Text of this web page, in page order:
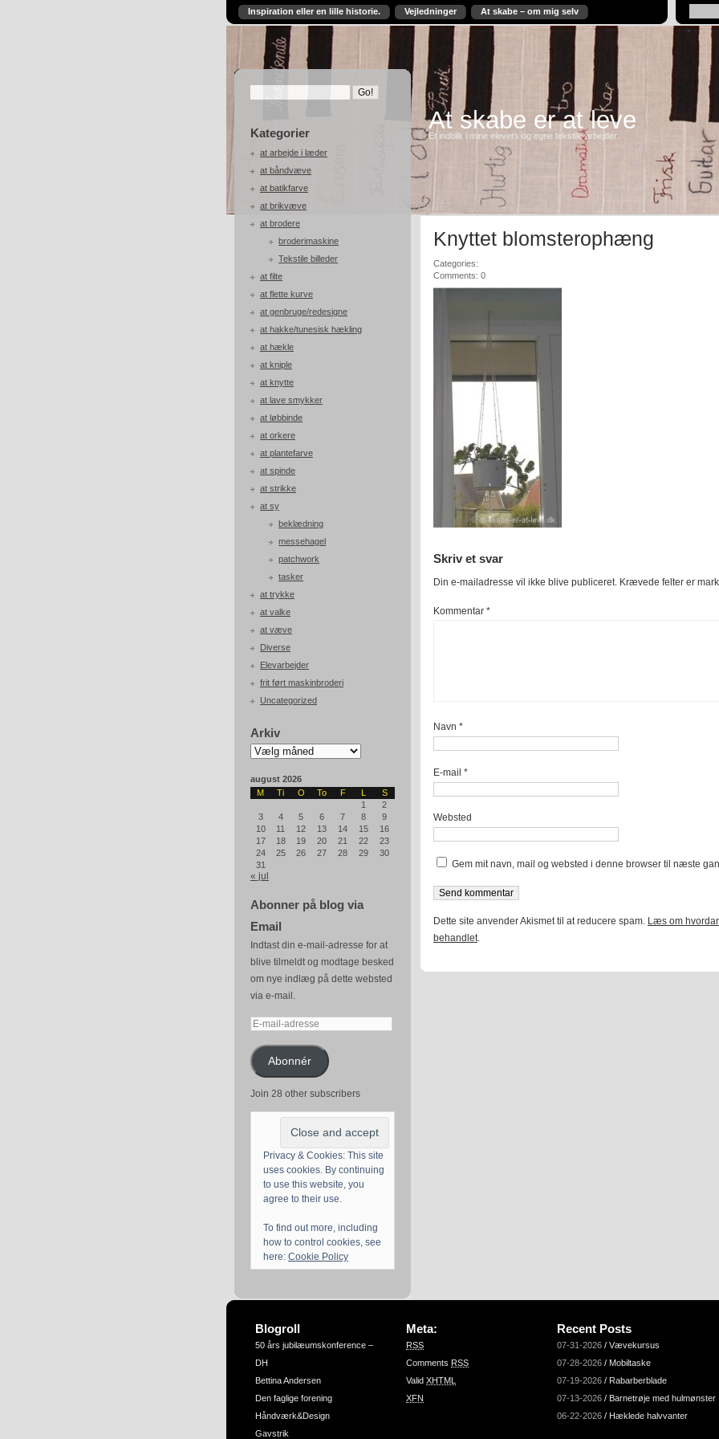
Inspiration eller en lille historie. Vejledninger At skabe – om mig selv
Kategorier
at arbejde i læder
at båndvæve
at batikfarve
at brikvæve
at brodere
broderimaskine
Tekstile billeder
at filte
at flette kurve
at genbruge/redesigne
at hakke/tunesisk hækling
at hækle
at kniple
at knytte
at lave smykker
at løbbinde
at orkere
at plantefarve
at spinde
at strikke
at sy
beklædning
messehagel
patchwork
tasker
at trykke
at valke
at væve
Diverse
Elevarbejder
frit ført maskinbroderi
Uncategorized
Arkiv
Arkiv
august 2026
M
Ti O To F L
S
1
2
3
4 5 6 7 8
9
10
11 12 13 14 15
16
17
18 19 20 21 22
23
24
25 26 27 28 29
30
31
« jul
Abonner på blog via
Email
Indtast din e-mail-adresse for at
blive tilmeldt og modtage besked
om nye indlæg på dette websted
via e-mail.
E-
adresseAbonnér
Join 28 other subscribers
Privacy & Cookies: This site
uses cookies. By continuing
to use this website, you
agree to their use.
To find out more, including
how to control cookies, see
here: Cookie Policy
At skabe er at leve
Et indblik i mine elevers og egne tekstile arbejder.
Knyttet blomsterophæng
Categories:
Comments: 0
Skriv et svar
Din e-mailadresse vil ikke blive publiceret. Krævede felter er
Kommentar *
Navn *
E-mail *
Websted
Gem mit navn, mail og websted i denne browser til næste
Dette site anvender Akismet til at reducere spam. Læs om
behandlet.
Blogroll
50 års jubilæumskonference –
DH
Bettina Andersen
Den faglige forening
Håndværk&Design
Gavstrik
Meta:
RSS
Comments RSS
Valid XHTML
XFN
Recent Posts
07-31-2026 / Vævekursus
07-28-2026 / Mobiltaske
07-19-2026 / Rabarberblade
07-13-2026 / Barnetrøje med hulmønster
06-22-2026 / Hæklede halvvanter